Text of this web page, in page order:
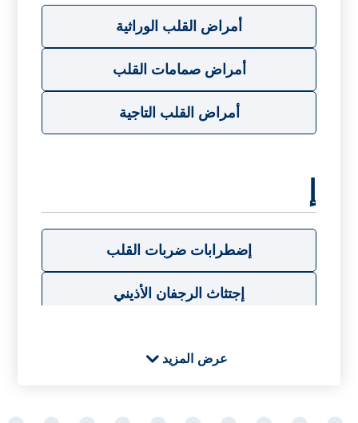
أمراض القلب الوراثية
أمراض صمامات القلب
أمراض القلب التاجية
إضطرابات ضربات القلب
إجتثاث الرجفان الأذيني
عرض المزيد